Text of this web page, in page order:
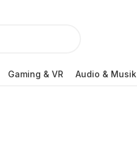
Gaming & VR Audio & Musik